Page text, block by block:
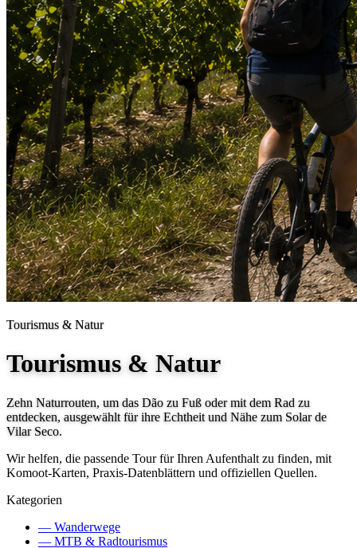
Tourismus & Natur
Tourismus & Natur
Zehn Naturrouten, um das Dão zu Fuß oder mit dem Rad zu
entdecken, ausgewählt für ihre Echtheit und Nähe zum Solar de
Vilar Seco.
Wir helfen, die passende Tour für Ihren Aufenthalt zu finden, mit
Komoot-Karten, Praxis-Datenblättern und offiziellen Quellen.
Kategorien
— Wanderwege
— MTB & Radtourismus